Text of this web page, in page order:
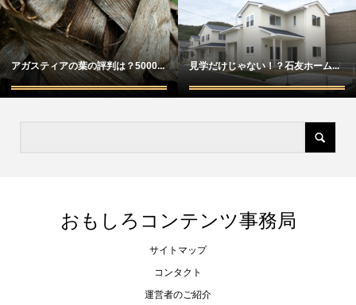
アガスティアの葉の評判は？5000... 見学だけじゃない！？石友ホーム...
おもしろコンテンツ事務局
サイトマップ
コンタクト
運営者のご紹介